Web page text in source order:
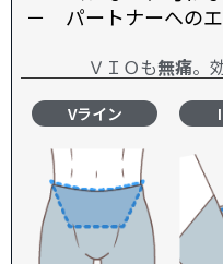
－ パートナーへの
ＶＩＯも無痛。
Vライン